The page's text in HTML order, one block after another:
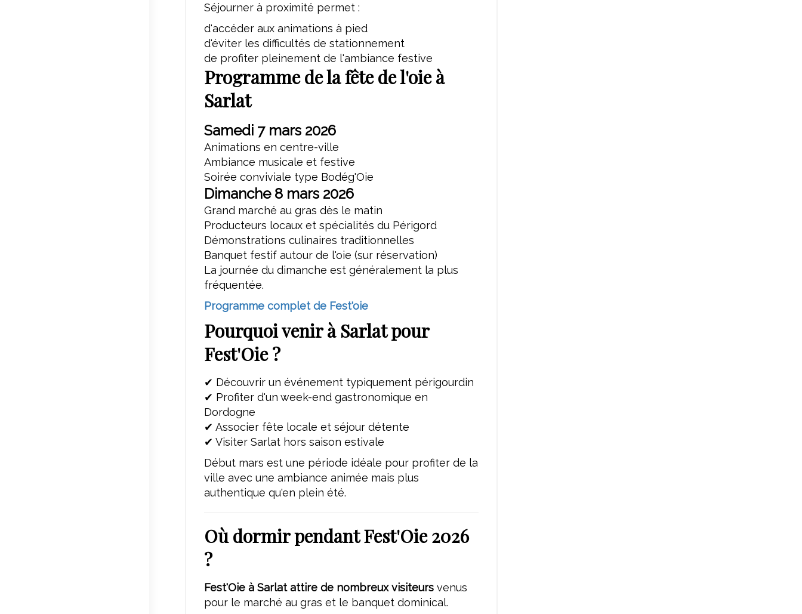
Séjourner à proximité permet :
d'accéder aux animations à pied
d'éviter les difficultés de stationnement
de profiter pleinement de l'ambiance festive
Programme de la fête de l'oie à
Sarlat
Samedi 7 mars 2026
Animations en centre-ville
Ambiance musicale et festive
Soirée conviviale type Bodég'Oie
Dimanche 8 mars 2026
Grand marché au gras dès le matin
Producteurs locaux et spécialités du Périgord
Démonstrations culinaires traditionnelles
Banquet festif autour de l'oie (sur réservation)
La journée du dimanche est généralement la plus
fréquentée.
Programme complet de Fest'oie
Pourquoi venir à Sarlat pour
Fest'Oie ?
✔ Découvrir un événement typiquement périgourdin
✔ Profiter d'un week-end gastronomique en
Dordogne
✔ Associer fête locale et séjour détente
✔ Visiter Sarlat hors saison estivale
Début mars est une période idéale pour profiter de la
ville avec une ambiance animée mais plus
authentique qu'en plein été.
Où dormir pendant Fest'Oie 2026
?
Fest'Oie à Sarlat attire de nombreux visiteurs venus
pour le marché au gras et le banquet dominical.